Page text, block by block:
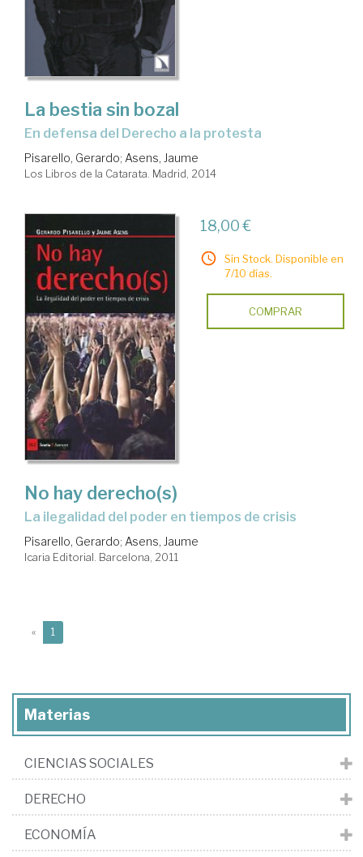
La bestia sin bozal
en defensa del Derecho a la protesta
Pisarello, Gerardo; Asens, Jaume
Los Libros de la Catarata. Madrid, 2014
18,00 €
Sin Stock. Disponible en
7/10 días.
COMPRAR
No hay derecho(s)
la ilegalidad del poder en tiempos de crisis
Pisarello, Gerardo; Asens, Jaume
Icaria Editorial. Barcelona, 2011
« 1
Materias
CIENCIAS SOCIALES
DERECHO
ECONOMÍA